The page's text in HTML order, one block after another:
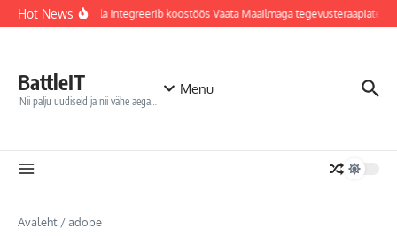
Sisu juurde
Hot NewsJõhvi haigla integreerib koostöös Vaata Maailmaga
BattleIT
Nii palju uudiseid ja nii vähe aega…
Menu
Avaleht /adobe